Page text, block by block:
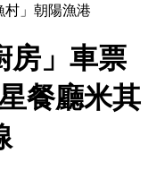
村」朝陽漁港
房」車票
餐廳米其